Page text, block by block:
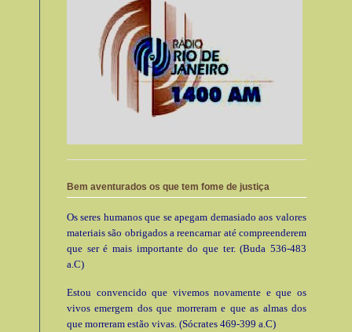
Bem aventurados os que tem fome de justiça
Os seres humanos que se apegam demasiado aos valores
materiais são obrigados a reencarnar até compreenderem
que ser é mais importante do que ter. (Buda 536-483
a.C)
Estou convencido que vivemos novamente e que os
vivos emergem dos que morreram e que as almas dos
que morreram estão vivas. (Sócrates 469-399 a.C)